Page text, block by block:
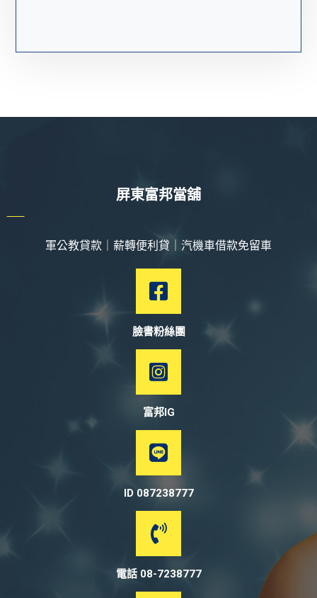
屏東富邦當舖
軍公教貸款｜薪轉便利貸｜汽機車借款免留車
臉書粉絲團
富邦IG
ID 087238777
電話 08-7238777